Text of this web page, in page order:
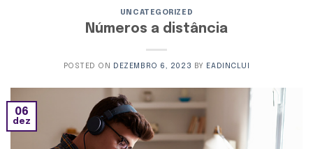
UNCATEGORIZED
Números a distância
POSTED ON DEZEMBRO 6, 2023 BY EADINCLUI
06
dez